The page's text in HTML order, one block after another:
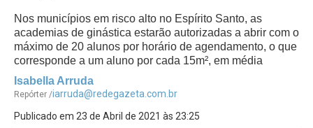
Nos municípios em risco alto no Espírito Santo, as
academias de ginástica estarão autorizadas a abrir com o
máximo de 20 alunos por horário de agendamento, o que
corresponde a um aluno por cada 15m², em média
Isabella Arruda
Repórter /iarruda@redegazeta.com.br
Publicado em 23 de Abril de 2021 às 23:25